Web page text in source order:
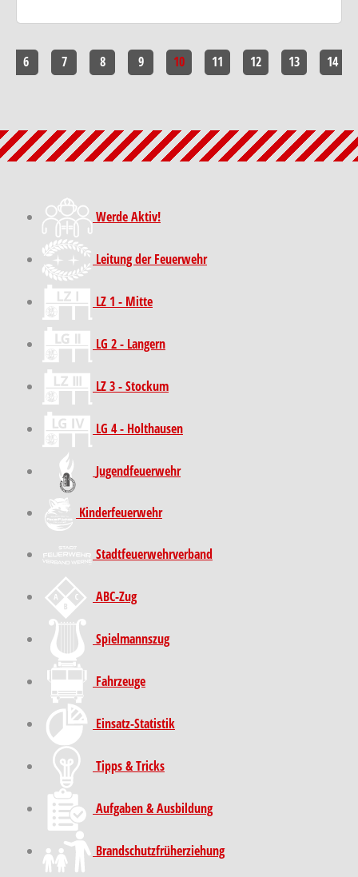
6 7 8 9 10 11 12 13 14
Werde Aktiv!
Leitung der Feuerwehr
LZ 1 - Mitte
LG 2 - Langern
LZ 3 - Stockum
LG 4 - Holthausen
Jugendfeuerwehr
Kinder­feuer­wehr
Stadt­feuer­wehr­verband
ABC-Zug
Spielmannszug
Fahrzeuge
Einsatz-Statistik
Tipps & Tricks
Aufgaben & Ausbildung
Brand­schutz­früh­erziehung